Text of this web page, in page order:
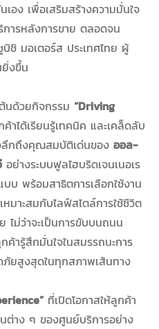
อง เพื่อเสริมสร้างความมั่นใจ
ารหลังการขาย ตลอดจน
ชิ มอเตอร์ส ประเทศไทย ผู้
งขึ้น
นด้วยกิจกรรม “Driving
าได้เรียนรู้เทคนิค และเคล็ดลับ
กถึงคุณสมบัติเด่นของ ออล-
อย่างระบบฟูลไฮบริดเจนเนอเร
บ พร้อมสาธิตการเลือกใช้งาน
มาะสมกับไลฟ์สไตล์การใช้ชีวิต
ไม่ว่าจะเป็นการขับบนถนน
ารู้สึกมั่นใจในสมรรถนะการ
ภัยสูงสุดในทุกสภาพเส้นทาง
ที่เปิดโอกาสให้ลูกค้า
ต่าง ๆ ของศูนย์บริการอย่าง